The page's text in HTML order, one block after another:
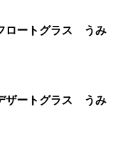
ネコぐんだん フロートグラス うみ
ネコぐんだん デザートグラス うみ